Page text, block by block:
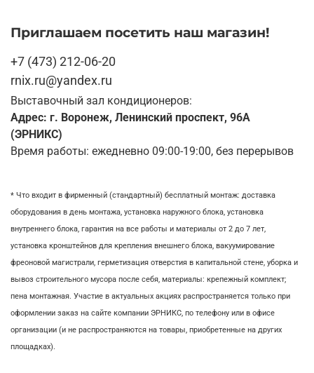
Приглашаем посетить наш магазин!
+7 (473) 212-06-20
rnix.ru@yandex.ru
Выставочный зал кондиционеров:
Адрес: г. Воронеж, Ленинский проспект, 96А
(ЭРНИКС)
Время работы: ежедневно 09:00-19:00, без перерывов
* Что входит в фирменный (стандартный) бесплатный монтаж: доставка
оборудования в день монтажа, установка наружного блока, установка
внутреннего блока, гарантия на все работы и материалы от 2 до 7 лет,
установка кронштейнов для крепления внешнего блока, вакуумирование
фреоновой магистрали, герметизация отверстия в капитальной стене, уборка и
вывоз строительного мусора после себя, материалы: крепежный комплект;
пена монтажная. Участие в актуальных акциях распространяется только при
оформлении заказ на сайте компании ЭРНИКС, по телефону или в офисе
организации (и не распространяются на товары, приобретенные на других
площадках).